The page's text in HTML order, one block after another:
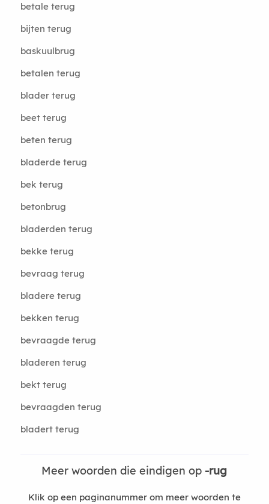
betale terug
bijten terug
baskuulbrug
betalen terug
blader terug
beet terug
beten terug
bladerde terug
bek terug
betonbrug
bladerden terug
bekke terug
bevraag terug
bladere terug
bekken terug
bevraagde terug
bladeren terug
bekt terug
bevraagden terug
bladert terug
Meer woorden die eindigen op -rug
Klik op een paginanummer om meer woorden te